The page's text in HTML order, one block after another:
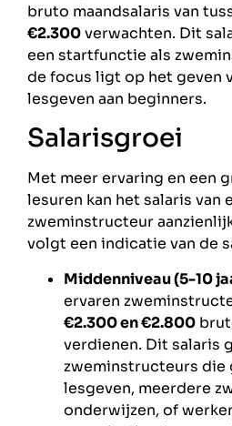
bruto maandsalaris van
€2.300verwachten. Dit
een startfunctie als
de focus ligt op het geven
lesgeven aan beginners.
Salarisgroei
Met meer ervaring en een
lesuren kan het salaris van
zweminstructeur
volgt een indicatie van de
Middenniveau (5-10
ervaren
€2.300 en €2.800
verdienen. Dit salaris
zweminstructeurs die
lesgeven, meerdere
onderwijzen, of